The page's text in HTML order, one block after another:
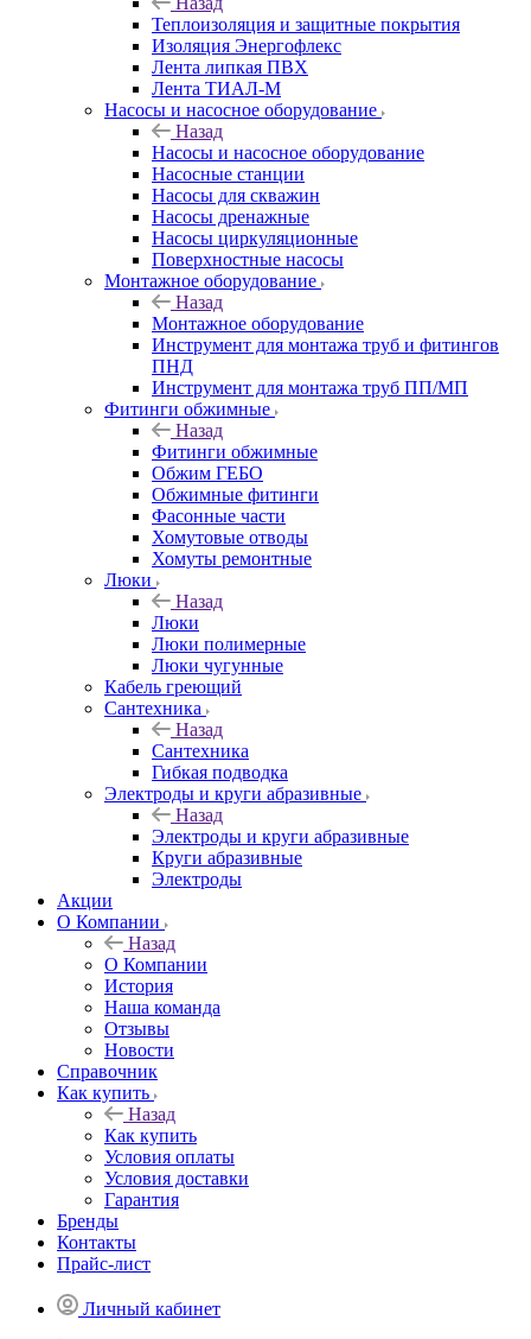
Теплоизоляция и защитные покрытия
Изоляция Энергофлекс
Лента липкая ПВХ
Лента ТИАЛ-М
Насосы и насосное оборудование
Назад
Насосы и насосное оборудование
Насосные станции
Насосы для скважин
Насосы дренажные
Насосы циркуляционные
Поверхностные насосы
Монтажное оборудование
Назад
Монтажное оборудование
Инструмент для монтажа труб и фитингов
ПНД
Инструмент для монтажа труб ПП/МП
Фитинги обжимные
Назад
Фитинги обжимные
Обжим ГЕБО
Обжимные фитинги
Фасонные части
Хомутовые отводы
Хомуты ремонтные
Люки
Назад
Люки
Люки полимерные
Люки чугунные
Кабель греющий
Сантехника
Назад
Сантехника
Гибкая подводка
Электроды и круги абразивные
Назад
Электроды и круги абразивные
Круги абразивные
Электроды
Акции
О Компании
Назад
О Компании
История
Наша команда
Отзывы
Новости
Справочник
Как купить
Назад
Как купить
Условия оплаты
Условия доставки
Гарантия
Бренды
Контакты
Прайс-лист
Личный кабинет